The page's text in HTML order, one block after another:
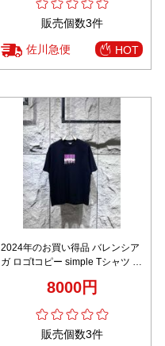
販売個数3件
佐川急便 HOT
2024年のお買い得品 バレンシア
ガ ロゴtコピー simple Tシャツ 純
8000円
販売個数3件